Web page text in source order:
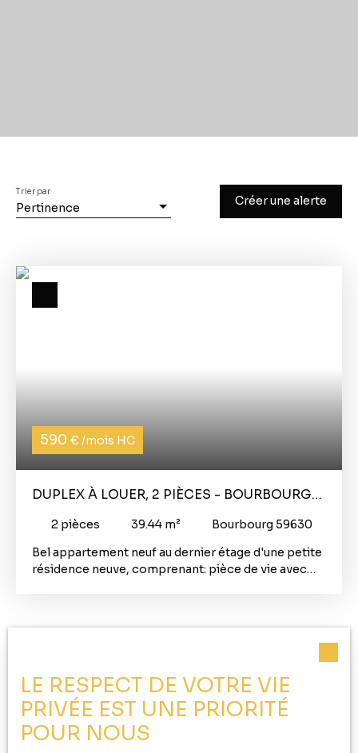
Pertinence
Trier par
Créer une alerte
590 € /mois HC
DUPLEX À LOUER, 2 PIÈCES - BOURBOURG
2 pièces 39.44 m²
Bourbourg 59630
Bel appartement neuf au dernier étage d'une petite
résidence neuve, comprenant: pièce de vie avec
le montant du loyer) Garant physique apprécié
Disponible début Septembre 2026.
LE RESPECT DE VOTRE VIE
PRIVÉE EST UNE PRIORITÉ
POUR NOUS